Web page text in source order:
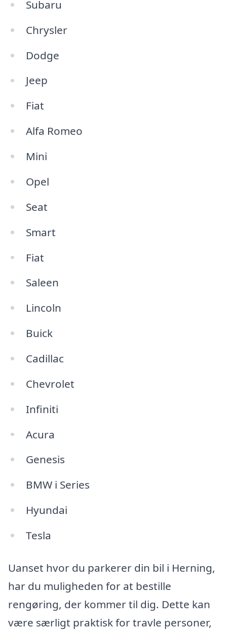
Subaru
Chrysler
Dodge
Jeep
Fiat
Alfa Romeo
Mini
Opel
Seat
Smart
Fiat
Saleen
Lincoln
Buick
Cadillac
Chevrolet
Infiniti
Acura
Genesis
BMW i Series
Hyundai
Tesla
Uanset hvor du parkerer din bil i Herning,
har du muligheden for at bestille
rengøring, der kommer til dig. Dette kan
være særligt praktisk for travle personer,